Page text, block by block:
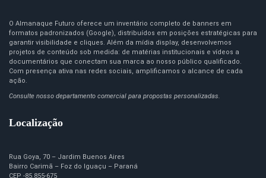
O Almanaque Futuro oferece um inventário completo de banners em
formatos padronizados (Google), distribuídos em posições estratégicas para
garantir visibilidade e cliques. Além da mídia display, desenvolvemos
projetos de conteúdo sob medida: de matérias institucionais e vídeos a
documentários que conectam sua marca ao nosso público qualificado.
Com presença ativa nas redes sociais, amplificamos o alcance de cada
ação.
Consulte nosso departamento comercial para propostas personalizadas.
Localização
Rua Goya, 70 – Jardim Buenos Aires
Bairro Carimã – Foz do Iguaçu – Paraná
CEP -85.855-675